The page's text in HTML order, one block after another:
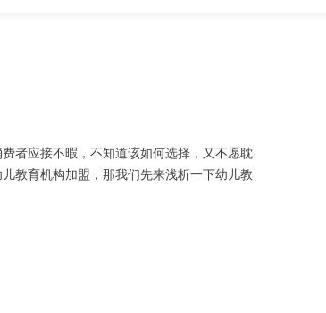
者应接不暇，不知道该如何选择，又不愿耽
教育机构加盟，那我们先来浅析一下幼儿教